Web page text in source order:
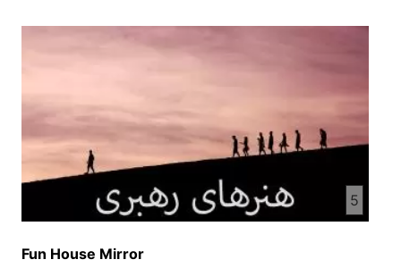
5
Fun House Mirror